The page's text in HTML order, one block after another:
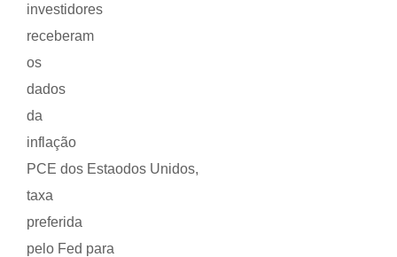
investidores
receberam
os
dados
da
inflação
PCE dos Estaodos Unidos,
taxa
preferida
pelo Fed para